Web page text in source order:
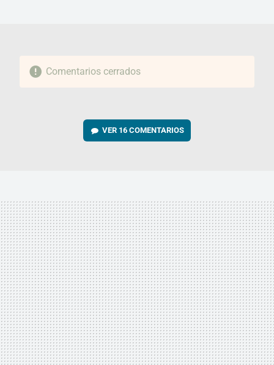
Comentarios cerrados
VER 16 COMENTARIOS